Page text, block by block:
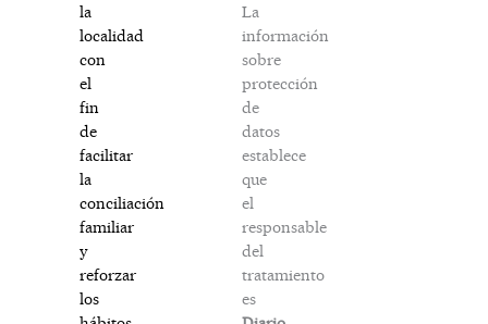
la
localidad
con
el
fin
de
facilitar
la
conciliación
familiar
y
reforzar
los
La
información
sobre
protección
de
datos
establece
que
el
responsable
del
tratamiento
es